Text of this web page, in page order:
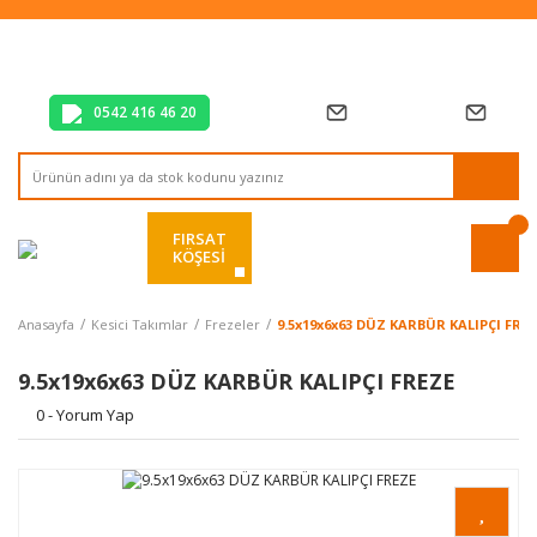
Tüm Alışverişlerde Vade Farksız 2 Taksit!
0542 416 46 20
FIRSAT
KÖŞESİ
Anasayfa Kesici Takımlar Frezeler 9.5x19x6x63 DÜZ KARBÜR KALIPÇI
9.5x19x6x63 DÜZ KARBÜR KALIPÇI FREZE
0 - Yorum Yap